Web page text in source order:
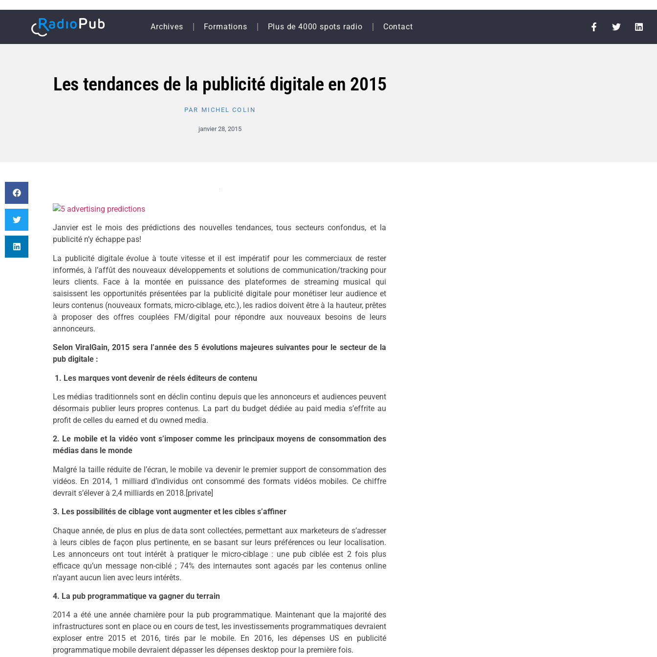
Archives Formations Plus de 4000 spots radio Contact
Les tendances de la publicité digitale en 2015
PAR MICHEL COLIN
janvier 28, 2015
Janvier est le mois des prédictions des nouvelles tendances, tous secteurs confondus, et la
publicité n’y échappe pas!
La publicité digitale évolue à toute vitesse et il est impératif pour les commerciaux de rester
informés, à l’affût des nouveaux développements et solutions de communication/tracking pour
leurs clients. Face à la montée en puissance des plateformes de streaming musical qui
saisissent les opportunités présentées par la publicité digitale pour monétiser leur audience et
leurs contenus (nouveaux formats, micro-ciblage, etc.), les radios doivent être à la hauteur, prêtes
à proposer des offres couplées FM/digital pour répondre aux nouveaux besoins de leurs
annonceurs.
Selon ViralGain, 2015 sera l’année des 5 évolutions majeures suivantes pour le secteur de la
pub digitale :
1. Les marques vont devenir de réels éditeurs de contenu
Les médias traditionnels sont en déclin continu depuis que les annonceurs et audiences peuvent
désormais publier leurs propres contenus. La part du budget dédiée au paid media s’effrite au
profit de celles du earned et du owned media.
2. Le mobile et la vidéo vont s’imposer comme les principaux moyens de consommation des
médias dans le monde
Malgré la taille réduite de l’écran, le mobile va devenir le premier support de consommation des
vidéos. En 2014, 1 milliard d’individus ont consommé des formats vidéos mobiles. Ce chiffre
devrait s’élever à 2,4 milliards en 2018.[private]
3. Les possibilités de ciblage vont augmenter et les cibles s’affiner
Chaque année, de plus en plus de data sont collectées, permettant aux marketeurs de s’adresser
à leurs cibles de façon plus pertinente, en se basant sur leurs préférences ou leur localisation.
Les annonceurs ont tout intérêt à pratiquer le micro-ciblage : une pub ciblée est 2 fois plus
efficace qu’un message non-ciblé ; 74% des internautes sont agacés par les contenus online
n’ayant aucun lien avec leurs intérêts.
4. La pub programmatique va gagner du terrain
2014 a été une année charnière pour la pub programmatique. Maintenant que la majorité des
infrastructures sont en place ou en cours de test, les investissements programmatiques devraient
exploser entre 2015 et 2016, tirés par le mobile. En 2016, les dépenses US en publicité
programmatique mobile devraient dépasser les dépenses desktop pour la première fois.